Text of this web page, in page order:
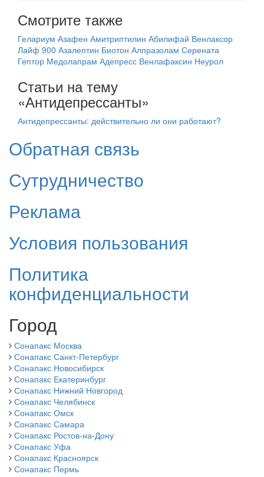
Смотрите также
Гелариум Азафен Амитриптилин Абилифай Венлаксор
Лайф 900 Азалептин Биотон Алпразолам Серената
Гептор Медолапрам Адепресс Венлафаксин Неурол
Статьи на тему
«Антидепрессанты»
Антидепрессанты: действительно ли они работают?
Обратная связь
Сутрудничество
Реклама
Условия пользования
Политика
конфиденциальности
Город
Сонапакс Москва
Сонапакс Санкт-Петербург
Сонапакс Новосибирск
Сонапакс Екатеринбург
Сонапакс Нижний Новгород
Сонапакс Челябинск
Сонапакс Омск
Сонапакс Самара
Сонапакс Ростов-на-Дону
Сонапакс Уфа
Сонапакс Красноярск
Сонапакс Пермь